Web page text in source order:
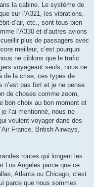
la cabine. Le système de
sur l’A321, les vibrations,
d’air, etc., sont tous bien
l’A330 et d’autres avions
plus de passagers avec
meilleur, c’est pourquoi
ne ciblons que le trafic
voyageant seuls, nous ne
de la crise, ces types de
n’est pas fort et je ne pense
de choses comme zoom,
bon choix au bon moment et
l’ai mentionné, nous ne
veulent voyager dans des
France, British Airways,
routes qui longent les
Los Angeles parce que ce
Atlanta ou Chicago, c’est
parce que nous sommes